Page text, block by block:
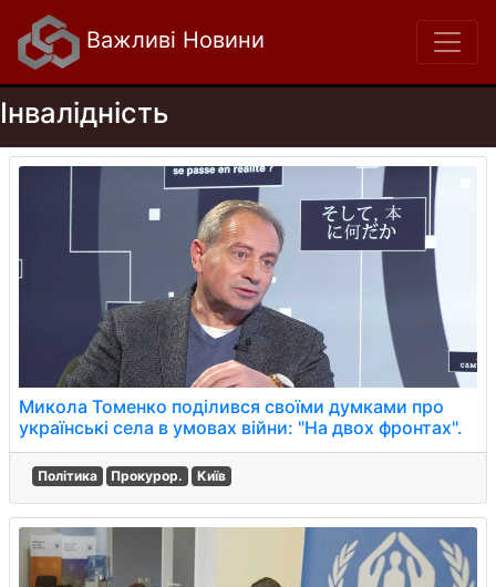
Важливі Новини
Інвалідність
Микола Томенко поділився своїми думками про
українські села в умовах війни: "На двох фронтах".
Політика Прокурор. Київ